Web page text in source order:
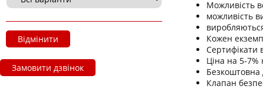
Відмінити
Замовити дзвінок
Можливість
можливість
Кожен
Сертифікати
Ціна на 5-7%
Безкоштовна
Клапан